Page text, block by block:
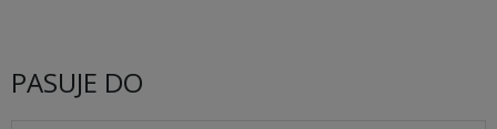
PASUJE DO